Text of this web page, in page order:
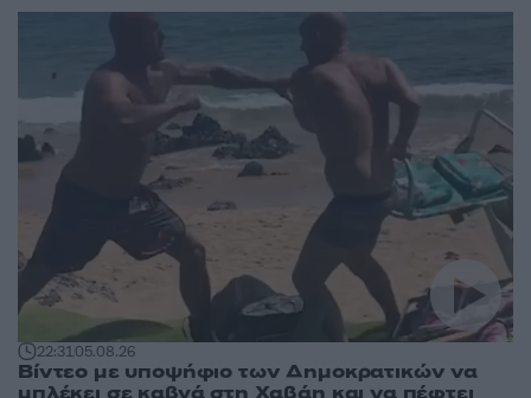
22:3105.08.26
Βίντεο με υποψήφιο των Δημοκρατικών να
μπλέκει σε καβγά στη Χαβάη και να πέφτει